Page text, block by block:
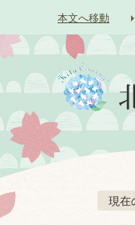
本文へ移動
現在